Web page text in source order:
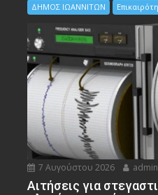
ΔΗΜΟΣ ΙΩΑΝΝΙΤΩΝ
7 Αυγούστου 2026
Αιτήσεις για